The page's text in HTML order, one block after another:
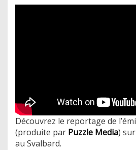
Découvrez le reportage de
(produite par Puzzle Media)
au Svalbard.